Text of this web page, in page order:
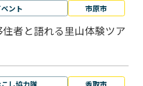
ント 市原市
住者と語れる里山体験ツア
し協力隊 香取市